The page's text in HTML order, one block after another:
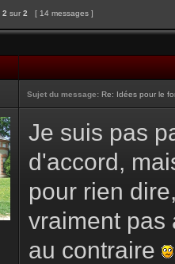
2 sur 2 [ 14 messages ]
Sujet du message: Re: Idées pour le
Je suis pas
d'accord,
pour rien
vraiment pas
au contraire